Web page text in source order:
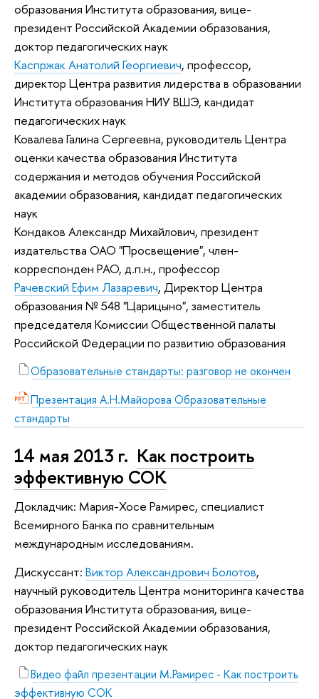
образования Института образования, вице-
президент Российской Академии образования,
доктор педагогических наук
Каспржак Анатолий Георгиевич, профессор,
директор Центра развития лидерства в образовании
Института образования НИУ ВШЭ, кандидат
педагогических наук
Ковалева Галина Сергеевна, руководитель Центра
оценки качества образования Института
содержания и методов обучения Российской
академии образования, кандидат педагогических
наук
Кондаков Александр Михайлович, президент
издательства ОАО "Просвещение", член-
корреспонден РАО, д.п.н., профессор
Рачевский Ефим Лазаревич, Директор Центра
образования № 548 "Царицыно", заместитель
председателя Комиссии Общественной палаты
Российской Федерации по развитию образования
Образовательные стандарты: разговор не окончен
Презентация А.Н.Майорова Образовательные
стандарты
14 мая 2013 г. Как построить
эффективную СОК
Докладчик: Мария-Хосе Рамирес, специалист
Всемирного Банка по сравнительным
международным исследованиям.
Дискуссант: Виктор Александрович Болотов,
научный руководитель Центра мониторинга качества
образования Института образования, вице-
президент Российской Академии образования,
доктор педагогических наук
Видео файл презентации М.Рамирес - Как построить
эффективную СОК